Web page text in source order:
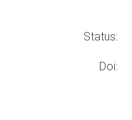
Status:
Doi: